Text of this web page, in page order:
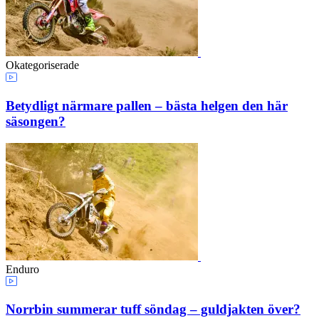
Okategoriserade
Betydligt närmare pallen – bästa helgen den här
säsongen?
Enduro
Norrbin summerar tuff söndag – guldjakten över?